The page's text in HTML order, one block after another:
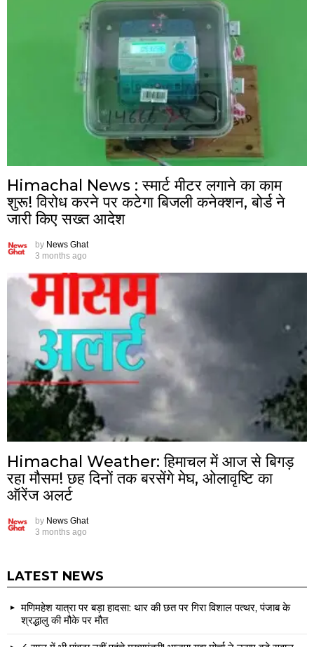
Himachal News : स्मार्ट मीटर लगाने का काम
शुरू! विरोध करने पर कटेगा बिजली कनेक्शन, बोर्ड ने
जारी किए सख्त आदेश
by News Ghat
3 months ago
Himachal Weather: हिमाचल में आज से बिगड़
रहा मौसम! छह दिनों तक बरसेंगे मेघ, ओलावृष्टि का
ऑरेंज अलर्ट
by News Ghat
3 months ago
LATEST NEWS
मणिमहेश यात्रा पर बड़ा हादसा: थार की छत पर गिरा विशाल पत्थर, पंजाब के
श्रद्धालु की मौके पर मौत